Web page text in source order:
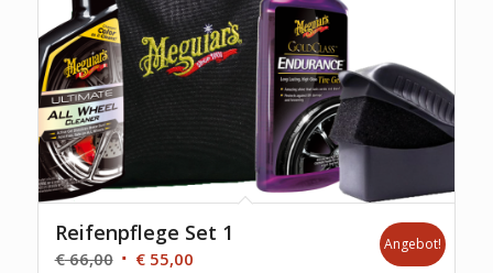
Reifenpflege Set 1
€66,00 €55,00
Angebot!